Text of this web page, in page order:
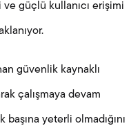
güçlü kullanıcı erişimi
güvenlik kaynaklı
çalışmaya devam
yeterli olmadığını